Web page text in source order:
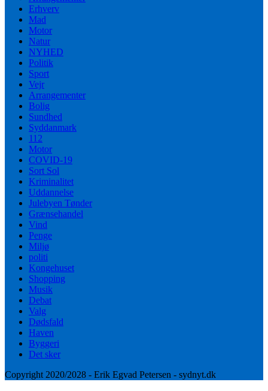
Erhverv
Mad
Motor
Natur
NYHED
Politik
Sport
Vejr
Arrangementer
Bolig
Sundhed
Syddanmark
112
Motor
COVID-19
Sort Sol
Kriminalitet
Uddannelse
Julebyen Tønder
Grænsehandel
Vind
Penge
Miljø
politi
Kongehuset
Shopping
Musik
Debat
Valg
Dødsfald
Haven
Byggeri
Det sker
Copyright 2020/2028 - Erik Egvad Petersen - sydnyt.dk